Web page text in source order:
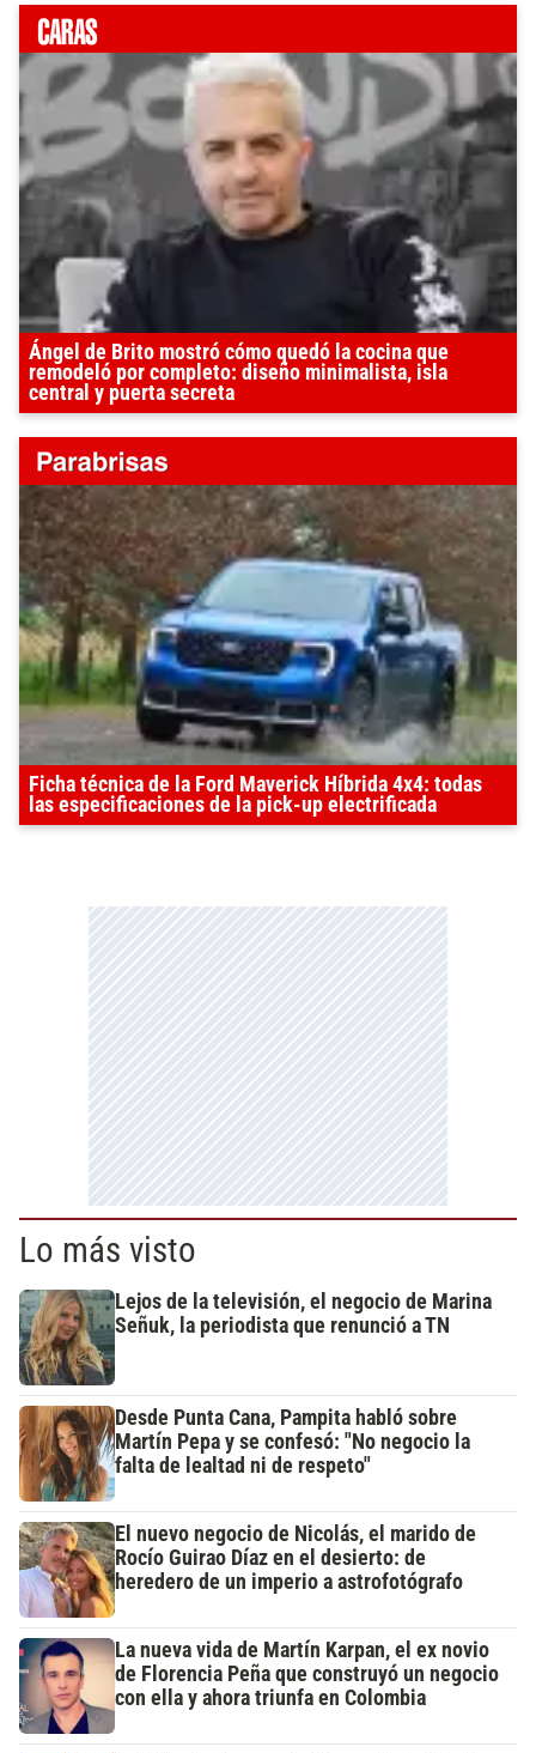
Ángel de Brito mostró cómo quedó la cocina que
remodeló por completo: diseño minimalista, isla
central y puerta secreta
Ficha técnica de la Ford Maverick Híbrida 4x4: todas
las especificaciones de la pick-up electrificada
Lo más visto
Lejos de la televisión, el negocio de Marina
Señuk, la periodista que renunció a TN
Desde Punta Cana, Pampita habló sobre
Martín Pepa y se confesó: "No negocio la
falta de lealtad ni de respeto"
El nuevo negocio de Nicolás, el marido de
Rocío Guirao Díaz en el desierto: de
heredero de un imperio a astrofotógrafo
La nueva vida de Martín Karpan, el ex novio
de Florencia Peña que construyó un negocio
con ella y ahora triunfa en Colombia